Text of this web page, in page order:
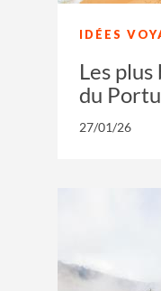
IDÉES
Les plus
du
27/01/26